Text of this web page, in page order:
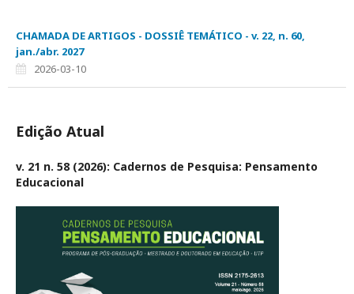
CHAMADA DE ARTIGOS - DOSSIÊ TEMÁTICO - v. 22, n. 60,
jan./abr. 2027
2026-03-10
Edição Atual
v. 21 n. 58 (2026): Cadernos de Pesquisa: Pensamento
Educacional